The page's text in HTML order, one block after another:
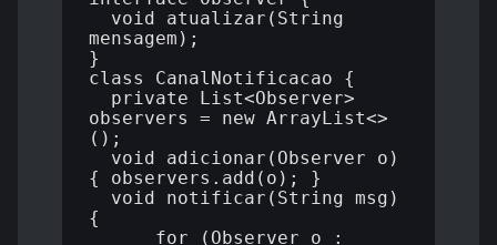
mensagem);
}
class CanalNotificacao {
observers = new ArrayList<>
();
{ observers.add(o); }
{